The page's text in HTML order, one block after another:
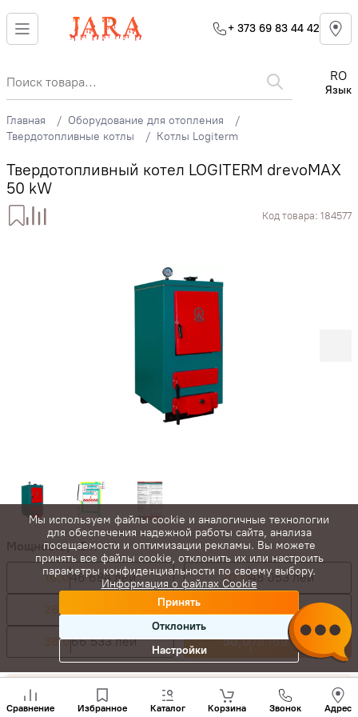
+ 373 69 83 44 42
RO
Язык
Главная
Оборудование для отопления
Твердотопливные котлы
Котлы Logiterm
Твердотопливный котел LOGITERM drevoMAX
50 kW
Код товара: 184577
Мощность, кВт:
16,046 684 лей 20,048 053 лей
26,0 55 582 лей
38,066 533 лей 50,078 169 лей
85 986
78 169 лей - +
Сравнение Избранное Каталог Корзина Звонок Адрес
нам
+(373)
Мы используем файлы cookie и аналогичные технологии
для обеспечения надежной работы сайта, анализа
посещаемости и оптимизации рекламы. Вы можете
принять все файлы cookie, отклонить их или настроить
параметры конфиденциальности по своему выбору.
Информация о файлах Cookie
Принять
Отклонить
Настройки